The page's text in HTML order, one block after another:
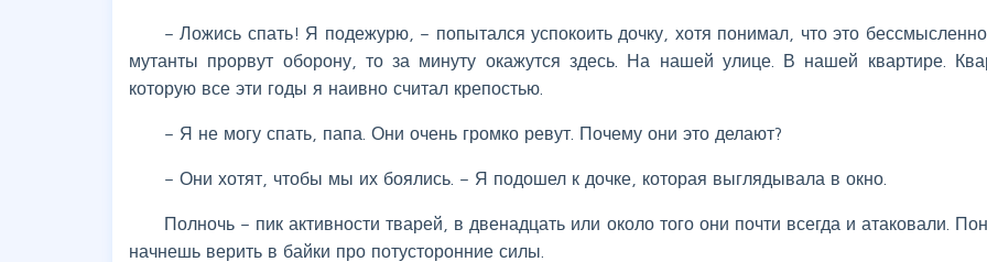
– Ложись спать! Я подежурю, – попытался успокоить дочку, хотя понимал, что это
мутанты прорвут оборону, то за минуту окажутся здесь. На нашей улице. В нашей квартире.
которую все эти годы я наивно считал крепостью.
– Я не могу спать, папа. Они очень громко ревут. Почему они это делают?
– Они хотят, чтобы мы их боялись. – Я подошел к дочке, которая выглядывала в окно.
Полночь – пик активности тварей, в двенадцать или около того они почти всегда и атаковали.
начнешь верить в байки про потусторонние силы.